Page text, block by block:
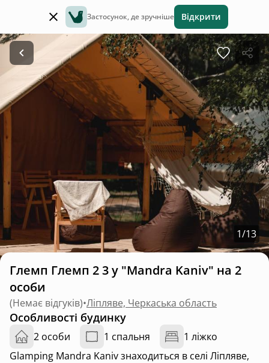
Застосунок, де зручніше Відкрити
1/13
Глемп Глемп 2 3 у "Mandra Kaniv" на 2
особи
(Немає відгуків)•Ліпляве, Черкаська область
Особливості будинку
2 особи 1 спальня
1 ліжко
Glamping Mandra Kanіv знаходиться в селі Ліпляве,